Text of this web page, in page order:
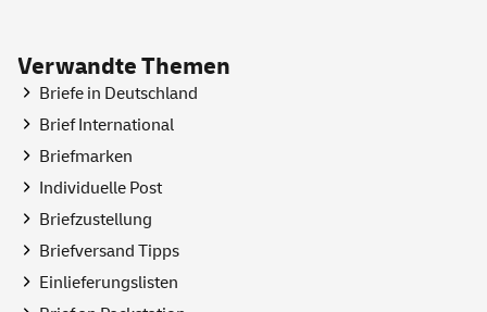
Verwandte Themen
Briefe in Deutschland
Brief International
Briefmarken
Individuelle Post
Briefzustellung
Briefversand Tipps
Einlieferungslisten